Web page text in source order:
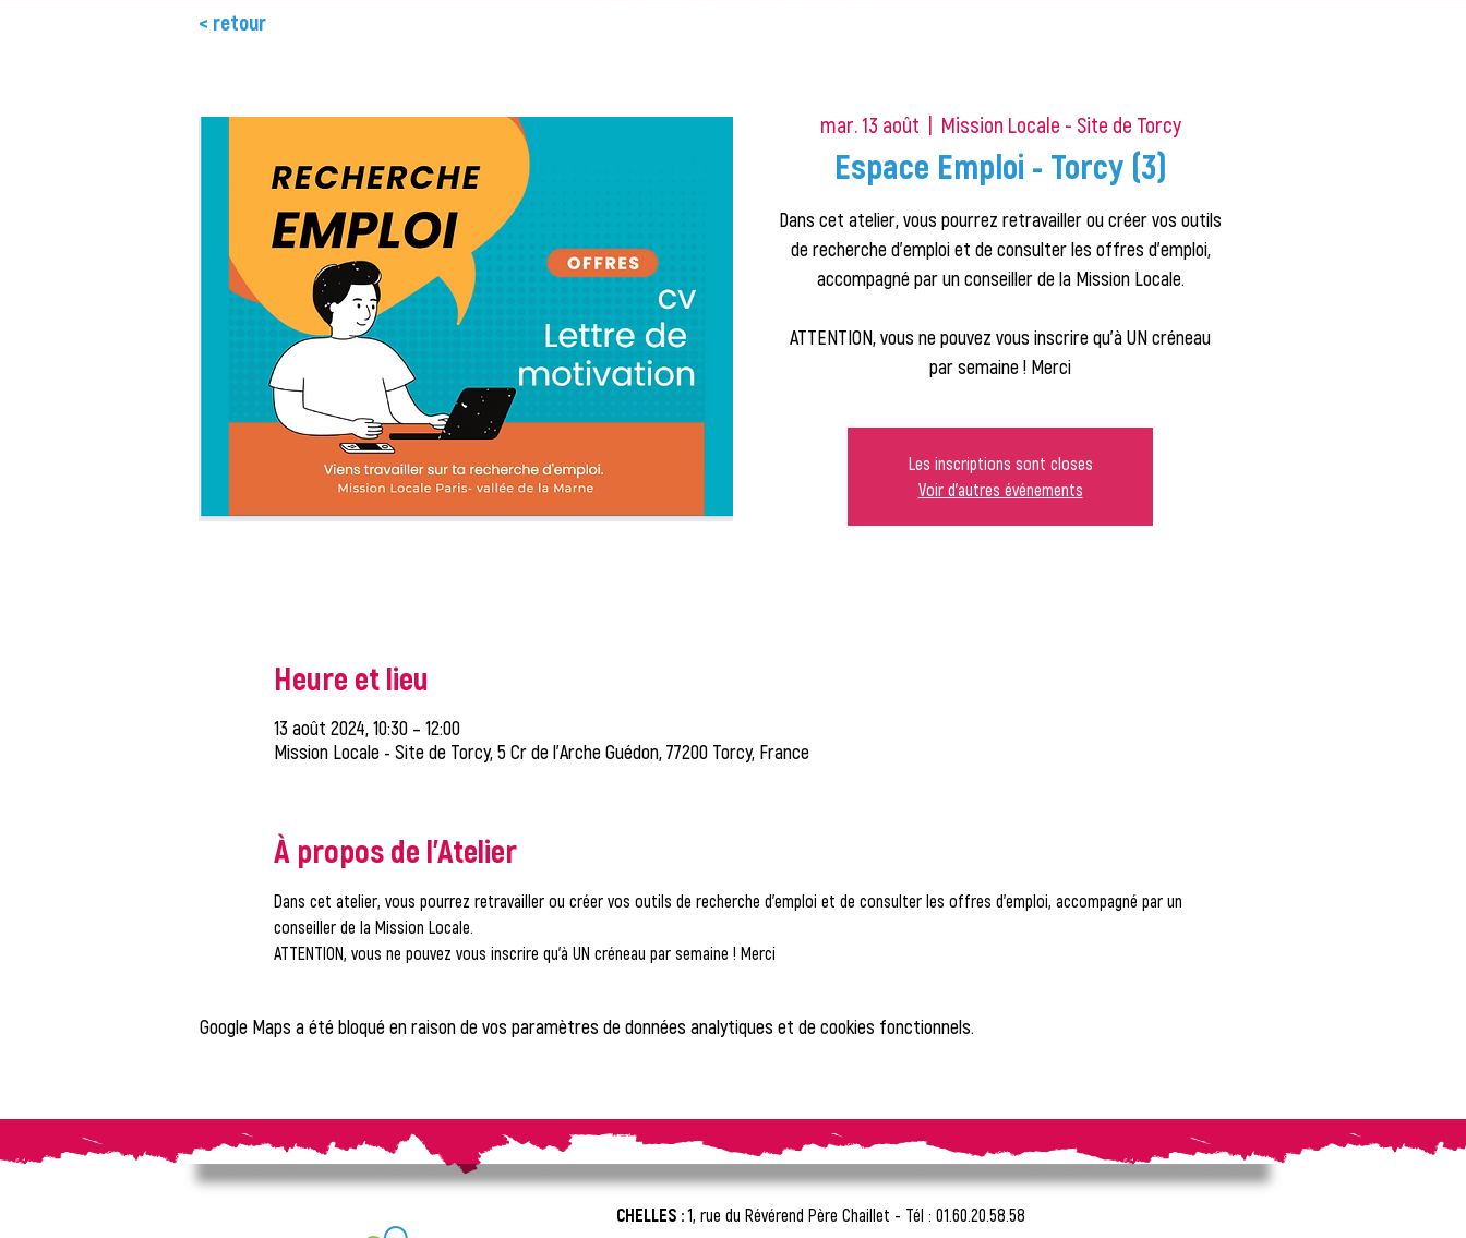
< retour
mar. 13 août
  |
Mission Locale - Site de Torcy
Espace Emploi - Torcy (3)
Dans cet atelier, vous pourrez retravailler ou créer vos outils
de recherche d'emploi et de consulter les offres d'emploi,
accompagné par un conseiller de la Mission Locale.
ATTENTION, vous ne pouvez vous inscrire qu'à UN créneau
par semaine ! Merci
Les inscriptions sont closes
Voir d'autres événements
Heure et lieu
13 août 2024, 10:30 – 12:00
Mission Locale - Site de Torcy, 5 Cr de l'Arche Guédon, 77200 Torcy, France
À propos de l'Atelier
Dans cet atelier, vous pourrez retravailler ou créer vos outils de recherche d'emploi et de consulter les offres d'emploi, accompagné par un
conseiller de la Mission Locale.
ATTENTION, vous ne pouvez vous inscrire qu'à UN créneau par semaine ! Merci
Google Maps a été bloqué en raison de vos paramètres de données analytiques et de cookies fonctionnels.
CHELLES :1, rue du Révérend Père Chaillet - Tél : 01.60.20.58.58